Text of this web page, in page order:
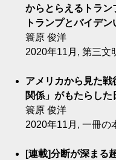
からとらえるトラン
トランプとバイデ
簑原 俊洋
2020年11月, 第三文
アメリカから見た
関係」がもたらし
簑原 俊洋
2020年11月, 一冊の
[連載]分断が深まる